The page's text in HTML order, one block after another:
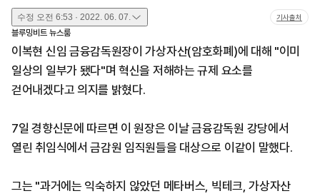
수정 오전 6:53 · 2022. 06. 07. 기사출처
블루밍비트 뉴스룸
이복현 신임 금융감독원장이 가상자산(암호화폐)에 대해 "이미
일상의 일부가 됐다"며 혁신을 저해하는 규제 요소를
걷어내겠다고 의지를 밝혔다.
7일 경향신문에 따르면 이 원장은 이날 금융감독원 강당에서
열린 취임식에서 금감원 임직원들을 대상으로 이같이 말했다.
그는 "과거에는 익숙하지 않았던 메타버스, 빅테크, 가상자산